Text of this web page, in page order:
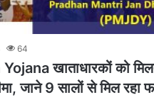
64
खाताधारकों को
जाने 9 सालों से मिल रहा